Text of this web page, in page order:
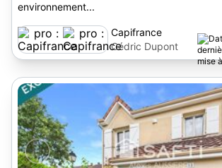
environnement...
Capifrance
Cédric Dupont